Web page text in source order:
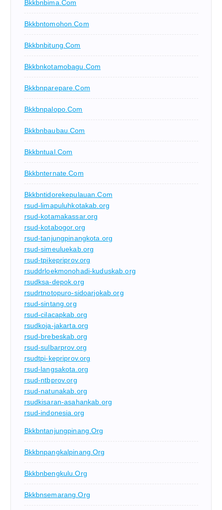
Bkkbnbima.com
Bkkbntomohon.com
Bkkbnbitung.com
Bkkbnkotamobagu.com
Bkkbnparepare.com
Bkkbnpalopo.com
Bkkbnbaubau.com
Bkkbntual.com
Bkkbnternate.com
Bkkbntidorekepulauan.com
rsud-limapuluhkotakab.org
rsud-kotamakassar.org
rsud-kotabogor.org
rsud-tanjungpinangkota.org
rsud-simeuluekab.org
rsud-tpikepriprov.org
rsuddrloekmonohadi-kuduskab.org
rsudksa-depok.org
rsudrtnotopuro-sidoarjokab.org
rsud-sintang.org
rsud-cilacapkab.org
rsudkoja-jakarta.org
rsud-brebeskab.org
rsud-sulbarprov.org
rsudtpi-kepriprov.org
rsud-langsakota.org
rsud-ntbprov.org
rsud-natunakab.org
rsudkisaran-asahankab.org
rsud-indonesia.org
Bkkbntanjungpinang.org
Bkkbnpangkalpinang.org
Bkkbnbengkulu.org
Bkkbnsemarang.org